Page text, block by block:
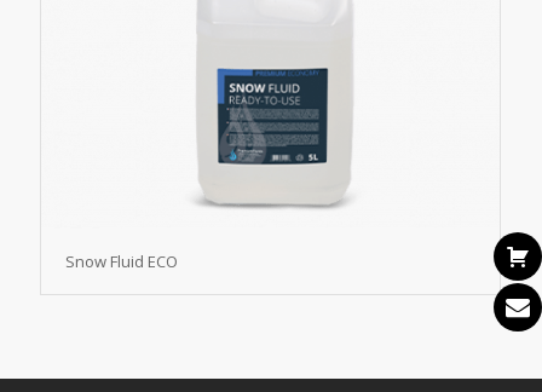
Snow Fluid ECO